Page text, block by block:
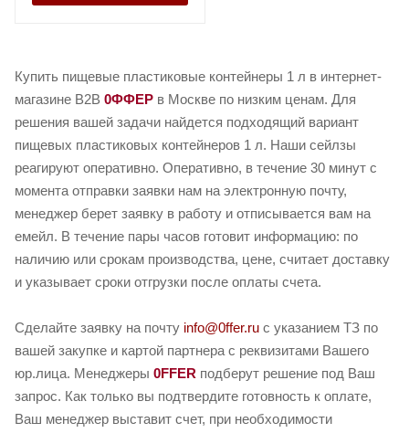
Купить пищевые пластиковые контейнеры 1 л в интернет-
магазине B2B 0ФФЕР в Москве по низким ценам. Для
решения вашей задачи найдется подходящий вариант
пищевых пластиковых контейнеров 1 л. Наши сейлзы
реагируют оперативно. Оперативно, в течение 30 минут с
момента отправки заявки нам на электронную почту,
менеджер берет заявку в работу и отписывается вам на
емейл. В течение пары часов готовит информацию: по
наличию или срокам производства, цене, считает доставку
и указывает сроки отгрузки после оплаты счета.
Сделайте заявку на почту info@0ffer.ru с указанием ТЗ по
вашей закупке и картой партнера с реквизитами Вашего
юр.лица. Менеджеры 0FFER подберут решение под Ваш
запрос. Как только вы подтвердите готовность к оплате,
Ваш менеджер выставит счет, при необходимости